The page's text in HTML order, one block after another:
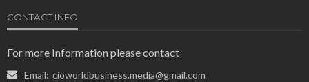
CONTACT INFO
For more Information please contact
Email: cioworldbusiness.media@gmail.com